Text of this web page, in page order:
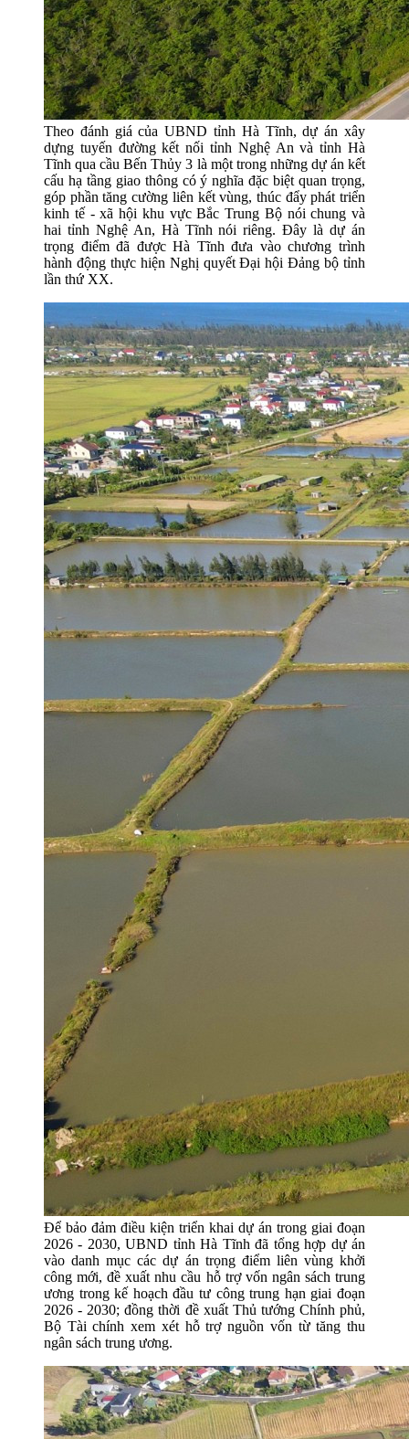
Theo đánh giá của UBND tỉnh Hà Tĩnh, dự án xây
dựng tuyến đường kết nối tỉnh Nghệ An và tỉnh Hà
Tĩnh qua cầu Bến Thủy 3 là một trong những dự án kết
cấu hạ tầng giao thông có ý nghĩa đặc biệt quan trọng,
góp phần tăng cường liên kết vùng, thúc đẩy phát triển
kinh tế - xã hội khu vực Bắc Trung Bộ nói chung và
hai tỉnh Nghệ An, Hà Tĩnh nói riêng. Đây là dự án
trọng điểm đã được Hà Tĩnh đưa vào chương trình
hành động thực hiện Nghị quyết Đại hội Đảng bộ tỉnh
lần thứ XX.
Để bảo đảm điều kiện triển khai dự án trong giai đoạn
2026 - 2030, UBND tỉnh Hà Tĩnh đã tổng hợp dự án
vào danh mục các dự án trọng điểm liên vùng khởi
công mới, đề xuất nhu cầu hỗ trợ vốn ngân sách trung
ương trong kế hoạch đầu tư công trung hạn giai đoạn
2026 - 2030; đồng thời đề xuất Thủ tướng Chính phủ,
Bộ Tài chính xem xét hỗ trợ nguồn vốn từ tăng thu
ngân sách trung ương.